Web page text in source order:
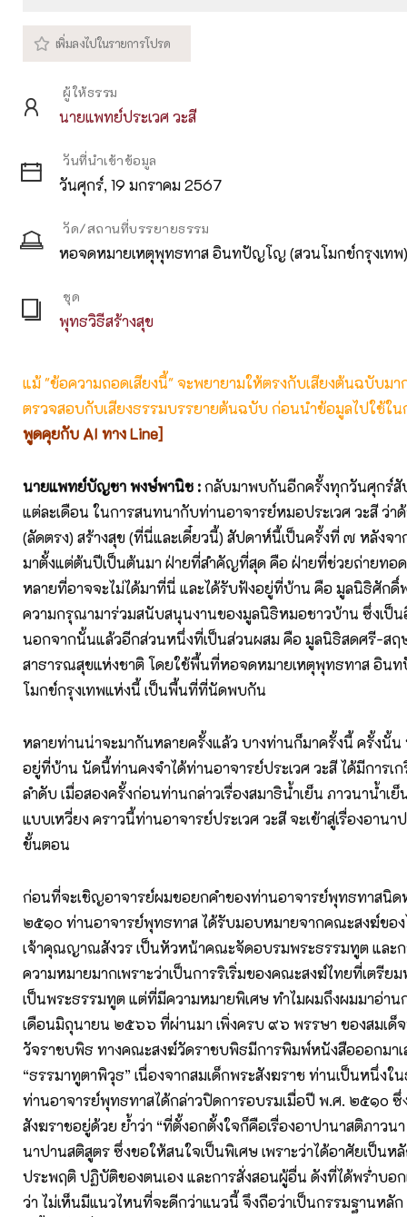
ผู้ให้ธรรม
นายแพทย์ประเวศ วะสี
วันที่นำเข้าข้อมูล
วันศุกร์, 19 มกราคม 2567
วัด/สถานที่บรรยายธรรม
หอจดหมายเหตุพุทธทาส อินทปัญโญ (สวนโมกข์กรุงเทพ)
ชุด
พุทธวิธีสร้างสุข
แม้ "ข้อความถอดเสียงนี้" จะพยายามให้ตรงกับเสียงต้นฉบับม
ตรวจสอบกับเสียงธรรมบรรยายต้นฉบับ ก่อนนำข้อมูลไปใช้ใน
พูดคุยกับ AI ทาง Line]
นายแพทย์บัญชา พงษ์พานิช :กลับมาพบกันอีกครั้งทุกวันศุกร์สั
แต่ละเดือน ในการสนทนากับท่านอาจารย์หมอประเวศ วะสี ว่า
(ลัดตรง) สร้างสุข (ที่นี่และเดี๋ยวนี้) สัปดาห์นี้เป็นครั้งที่ ๗ หลังจา
มาตั้งแต่ต้นปีเป็นต้นมา ฝ่ายที่สำคัญที่สุด คือ ฝ่ายที่ช่วยถ่ายทอ
หลายที่อาจจะไม่ได้มาที่นี่ และได้รับฟังอยู่ที่บ้าน คือ มูลนิธิศักดิ์
ความกรุณามาร่วมสนับสนุนงานของมูลนิธิหมอชาวบ้าน ซึ่งเป็น
นอกจากนั้นแล้วอีกส่วนหนึ่งที่เป็นส่วนผสม คือ มูลนิธิสดศรี-สฤ
สาธารณสุขแห่งชาติ โดยใช้พื้นที่หอจดหมายเหตุพุทธทาส อิน
โมกข์กรุงเทพแห่งนี้ เป็นพื้นที่ที่นัดพบกัน
หลายท่านน่าจะมากันหลายครั้งแล้ว บางท่านก็มาครั้งนี้ ครั้งนั้น
อยู่ที่บ้าน นัดนี้ท่านคงจำได้ท่านอาจารย์ประเวศ วะสี ได้มีการเ
ลำดับ เมื่อสองครั้งก่อนท่านกล่าวเรื่องสมาธิน้ำเย็น ภาวนาน้ำเ
แบบเหวี่ยง คราวนี้ท่านอาจารย์ประเวศ วะสี จะเข้าสู่เรื่องอาน
ขั้นตอน
ก่อนที่จะเชิญอาจารย์ผมขอยกคำของท่านอาจารย์พุทธทาสนิด
๒๕๑๐ ท่านอาจารย์พุทธทาส ได้รับมอบหมายจากคณะสงฆ์ของ
เจ้าคุณญาณสังวร เป็นหัวหน้าคณะจัดอบรมพระธรรมทูต และ
ความหมายมากเพราะว่าเป็นการริเริ่มของคณะสงฆ์ไทยที่เตรีย
เป็นพระธรรมทูต แต่ที่มีความหมายพิเศษ ทำไมผมถึงผมมาอ่าน
เดือนมิถุนายน ๒๕๖๖ ที่ผ่านมา เพิ่งครบ ๙๖ พรรษา ของสมเด็
วัจราชบพิธ ทางคณะสงฆ์วัดราชบพิธมีการพิมพ์หนังสือออกมา
“ธรรมาทูตาพิวุธ” เนื่องจากสมเด็กพระสังฆราช ท่านเป็นหนึ่งใ
ท่านอาจารย์พุทธทาสได้กล่าวปิดการอบรมเมื่อปี พ.ศ. ๒๕๑๐ ซึ่
สังฆราชอยู่ด้วย ย้ำว่า “ที่ตั้งอกตั้งใจก็คือเรื่องอาปานาสติภาวน
นาปานสติสูตร ซึ่งขอให้สนใจเป็นพิเศษ เพราะว่าได้อาศัยเป็นห
ประพฤติ ปฏิบัติของตนเอง และการสั่งสอนผู้อื่น ดังที่ได้พร่ำบอ
ว่า ไม่เห็นมีแนวไหนที่จะดีกว่าแนวนี้ จึงถือว่าเป็นกรรมฐานหลั